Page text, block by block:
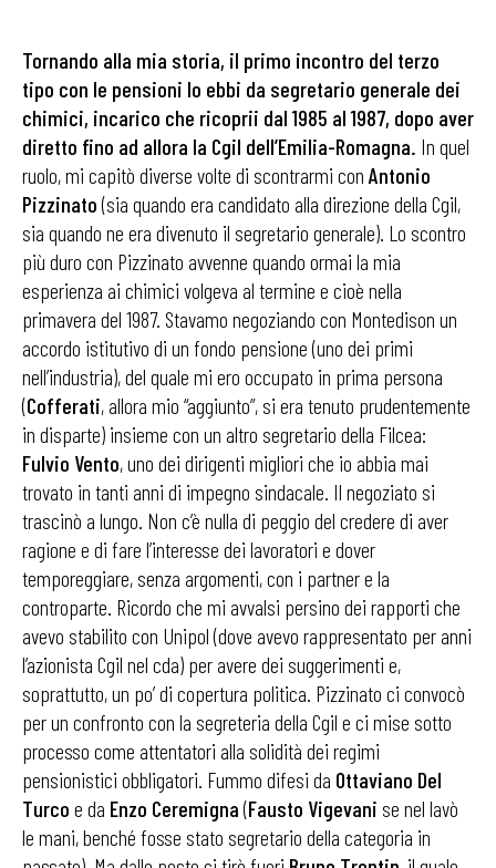
Tornando alla mia storia, il primo incontro del ter­zo
tipo con le pensioni lo ebbi da segretario generale dei
chimici, incarico che ricoprii dal 1985 al 1987, dopo aver
diretto fino ad allora la Cgil dell’Emilia-Romagna. In quel
ruolo, mi capitò diverse volte di scontrarmi con Antonio
Pizzinato(sia quando era candidato alla direzione della Cgil,
sia quando ne era divenuto il se­gretario generale). Lo scontro
più duro con Pizzinato avvenne quando ormai la mia
esperienza ai chimici volgeva al termine e cioè nella
primavera del 1987. Sta­vamo negoziando con Montedison un
accordo istituti­vo di un fondo pensione (uno dei primi
nell’industria), del quale mi ero occupato in prima persona
(Cofferati, allora mio “aggiunto”, si era tenuto prudentemente
in disparte) insieme con un altro segretario della Filcea:
Fulvio Vento, uno dei dirigenti migliori che io abbia mai
trovato in tanti anni di impegno sindacale. Il ne­goziato si
trascinò a lungo. Non c’è nulla di peggio del credere di aver
ragione e di fare l’interesse dei lavo­ratori e dover
temporeggiare, senza argomenti, con i partner e la
controparte. Ricordo che mi avvalsi per­sino dei rapporti che
avevo stabilito con Unipol (dove avevo rappresentato per anni
l’azionista Cgil nel cda) per avere dei suggerimenti e,
soprattutto, un po’ di co­pertura politica. Pizzinato ci convocò
per un confron­to con la segreteria della Cgil e ci mise sotto
processo come attentatori alla solidità dei regimi
pensionistici obbligatori. Fummo difesi da Ottaviano Del
Turco e da Enzo Ceremigna(Fausto Vigevani se nel lavò
le mani, benché fosse stato segretario della categoria in